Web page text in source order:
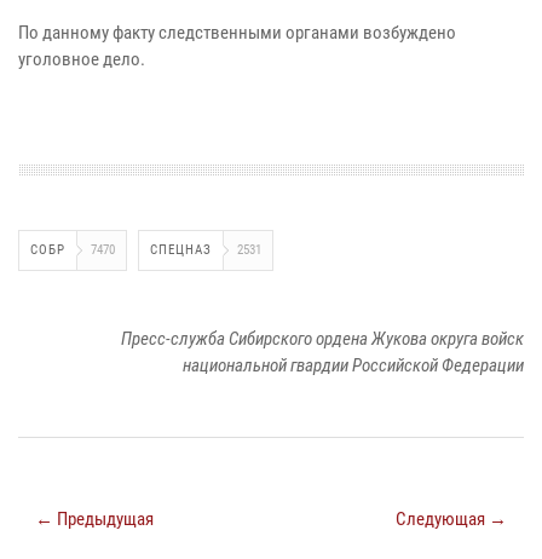
По данному факту следственными органами возбуждено
уголовное дело.
СОБР 7470 СПЕЦНАЗ 2531
Пресс-служба Сибирского ордена Жукова округа войск
национальной гвардии Российской Федерации
← Предыдущая Следующая →